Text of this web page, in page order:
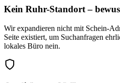
Kein Ruhr-Standort –
Wir expandieren nicht mit Schein-
Seite existiert, um Suchanfragen
lokales Büro nein.